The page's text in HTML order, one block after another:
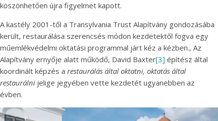
köszönhetően újra figyelmet kapott.
A kastély 2001-től a Transylvania Trust Alapítvány gondozásába
került, restaurálása szerencsés módon kezdetektől fogva egy
műemlékvédelmi oktatási programmal járt kéz a kézben., Az
Alapítvány ernyője alatt működő, David Baxter[3] építész által
koordinált képzés a restaurálás által oktatni, oktatás által
restaurálni jelige jegyében vette kezdetét ugyanebben az
évben.